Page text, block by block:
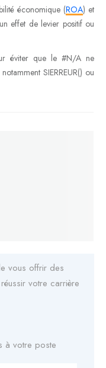
économique (ROA) et
effet de levier positif ou
éviter que le #N/A ne
SIERREUR() ou
vous offrir des
votre carrière
à votre poste